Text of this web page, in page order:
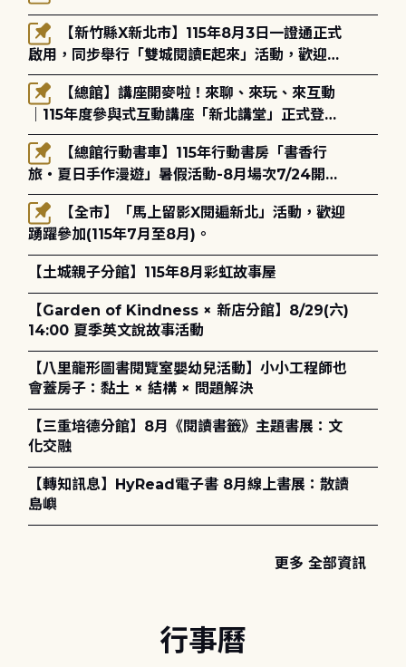
啟用，同步舉行「雙城閱讀E起來」活動，歡迎踴
躍參加(115年8月3日至10月4日)。
｜115年度參與式互動講座「新北講堂」正式登
場！
旅・夏日手作漫遊」暑假活動-8月場次7/24開始
報名
踴躍參加(115年7月至8月)。
【土城親子分館】115年8月彩虹故事屋
【Garden of Kindness × 新店分館】8/29(六)
14:00 夏季英文說故事活動
【八里龍形圖書閱覽室嬰幼兒活動】小小工程師也
會蓋房子：黏土 × 結構 × 問題解決
【三重培德分館】8月《閱讀書籤》主題書展：文
化交融
【轉知訊息】HyRead電子書 8月線上書展：散讀
島嶼
更多 全部資訊
行事曆